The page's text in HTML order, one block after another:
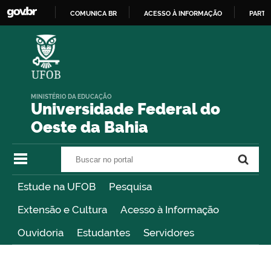
COMUNICA BR ACESSO À INFORMAÇÃO
Universidade Federal do
Oeste da Bahia
MINISTÉRIO DA EDUCAÇÃO
Estude na UFOB
Pesquisa
Extensão e Cultura
Acesso à Informação
Ouvidoria
Estudantes Servidores